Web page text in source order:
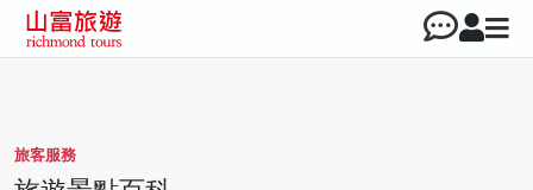
旅客服務